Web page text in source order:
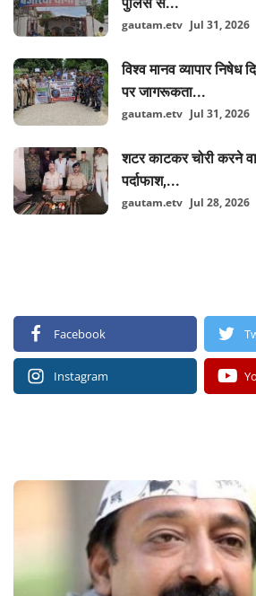
पुलिस से...
gautam.etv Jul 31, 2026
विश्व मानव व्यापार निषेध
पर जागरूकता...
gautam.etv Jul 31, 2026
शटर काटकर चोरी करने
पर्दाफाश,...
gautam.etv Jul 28, 2026
Facebook
Instagram